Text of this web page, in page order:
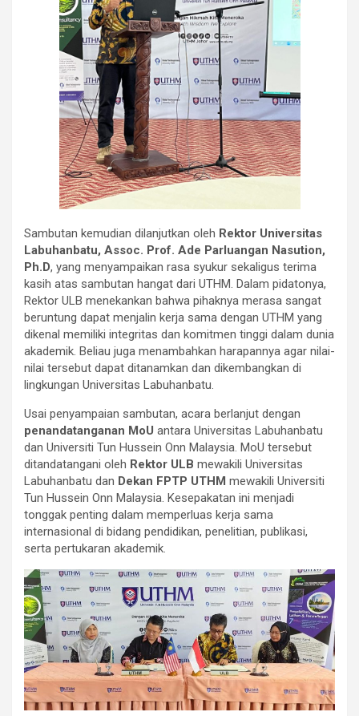
Sambutan kemudian dilanjutkan oleh Rektor Universitas
Labuhanbatu, Assoc. Prof. Ade Parluangan Nasution,
Ph.D, yang menyampaikan rasa syukur sekaligus terima
kasih atas sambutan hangat dari UTHM. Dalam pidatonya,
Rektor ULB menekankan bahwa pihaknya merasa sangat
beruntung dapat menjalin kerja sama dengan UTHM yang
dikenal memiliki integritas dan komitmen tinggi dalam dunia
akademik. Beliau juga menambahkan harapannya agar nilai-
nilai tersebut dapat ditanamkan dan dikembangkan di
lingkungan Universitas Labuhanbatu.
Usai penyampaian sambutan, acara berlanjut dengan
penandatanganan MoU antara Universitas Labuhanbatu
dan Universiti Tun Hussein Onn Malaysia. MoU tersebut
ditandatangani oleh Rektor ULB mewakili Universitas
Labuhanbatu dan Dekan FPTP UTHM mewakili Universiti
Tun Hussein Onn Malaysia. Kesepakatan ini menjadi
tonggak penting dalam memperluas kerja sama
internasional di bidang pendidikan, penelitian, publikasi,
serta pertukaran akademik.